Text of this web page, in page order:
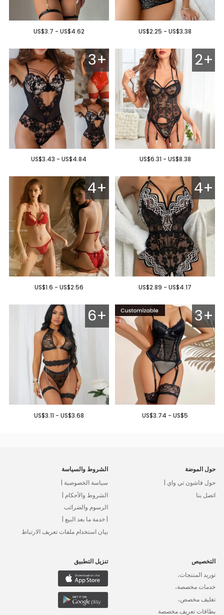
US$2.25 - US$3.38
US$3.7 - US$4.62
2+
US$6.31 - US$8.38
3+
US$3.43 - US$4.84
4+
US$2.89 - US$4.17
4+
US$1.6 - US$2.56
3+
US$3.74 - US$5
6+
US$3.11 - US$3.68
حول الموضة
حول فاشون تي واي |
اتصل بنا
الشروط والسياسة
سياسة الخصوصية |
الشروط والأحكام |
الرسوم والضرائب
| خدمة ما بعد البيع |
بيان استخدام ملفات تعريف الارتباط
التخصيص
توريد المنتجات،
خدمات مخصصة،
تغليف مخصص،
بطاقات تعريف مخصصة
تنزيل التطبيق